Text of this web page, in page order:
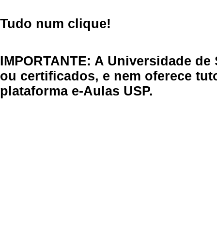
Tudo num clique!
IMPORTANTE: A Universidade
ou certificados, e nem oferece
plataforma e-Aulas USP.